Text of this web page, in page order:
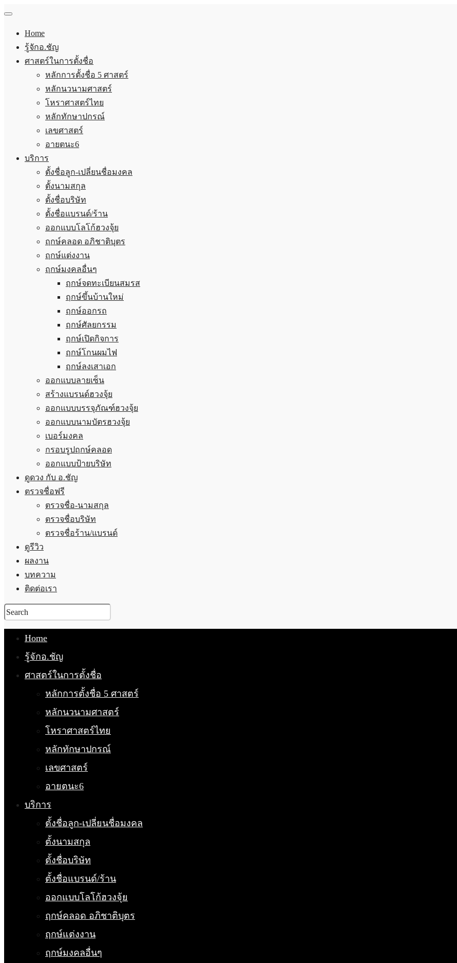
Home
รู้จักอ.ชัญ
ศาสตร์ในการตั้งชื่อ
หลักการตั้งชื่อ 5 ศาสตร์
หลักนวนามศาสตร์
โหราศาสตร์ไทย
หลักทักษาปกรณ์
เลขศาสตร์
อายตนะ6
บริการ
ตั้งชื่อลูก-เปลี่ยนชื่อมงคล
ตั้งนามสกุล
ตั้งชื่อบริษัท
ตั้งชื่อแบรนด์/ร้าน
ออกแบบโลโก้ฮวงจุ้ย
ฤกษ์คลอด อภิชาติบุตร
ฤกษ์แต่งงาน
ฤกษ์มงคลอื่นๆ
ฤกษ์จดทะเบียนสมรส
ฤกษ์ขึ้นบ้านใหม่
ฤกษ์ออกรถ
ฤกษ์ศัลยกรรม
ฤกษ์เปิดกิจการ
ฤกษ์โกนผมไฟ
ฤกษ์ลงเสาเอก
ออกแบบลายเซ็น
สร้างแบรนด์ฮวงจุ้ย
ออกแบบบรรจุภัณฑ์ฮวงจุ้ย
ออกแบบนามบัตรฮวงจุ้ย
เบอร์มงคล
กรอบรูปฤกษ์คลอด
ออกแบบป้ายบริษัท
ดูดวง กับ อ.ชัญ
ตรวจชื่อฟรี
ตรวจชื่อ-นามสกุล
ตรวจชื่อบริษัท
ตรวจชื่อร้าน/แบรนด์
ดูรีวิว
ผลงาน
บทความ
ติดต่อเรา
Home
รู้จักอ.ชัญ
ศาสตร์ในการตั้งชื่อ
หลักการตั้งชื่อ 5 ศาสตร์
หลักนวนามศาสตร์
โหราศาสตร์ไทย
หลักทักษาปกรณ์
เลขศาสตร์
อายตนะ6
บริการ
ตั้งชื่อลูก-เปลี่ยนชื่อมงคล
ตั้งนามสกุล
ตั้งชื่อบริษัท
ตั้งชื่อแบรนด์/ร้าน
ออกแบบโลโก้ฮวงจุ้ย
ฤกษ์คลอด อภิชาติบุตร
ฤกษ์แต่งงาน
ฤกษ์มงคลอื่นๆ